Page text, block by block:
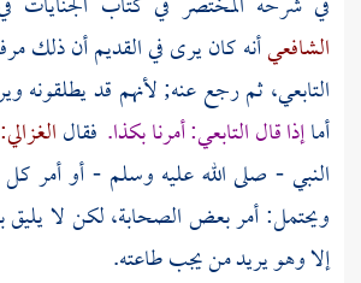
الشافعيأنه كان يرى في القديم أن ذلك
التابعي، ثم رجع عنه; لأنهم قد يطلقونه
أماإذا قال التابعي: أمرنا بكذا. فقالالغزالي:
النبي - صلى الله عليه وسلم - أو أمر
ويحتمل: أمر بعض الصحابة، لكن لا يليق
إلا وهو يريد من يجب طاعته.